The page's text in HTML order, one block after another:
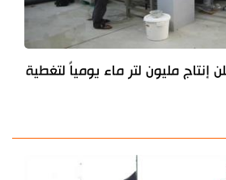
إنتاج مليون لتر ماء يومياً لتغطية